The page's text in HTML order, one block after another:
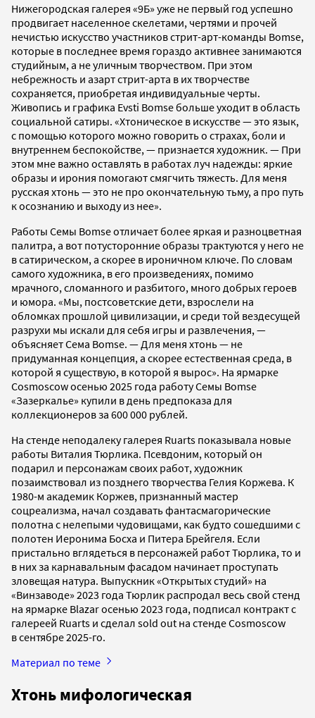
Нижегородская галерея «9Б» уже не первый год успешно
продвигает населенное скелетами, чертями и прочей
нечистью искусство участников стрит-арт-команды Bomse,
которые в последнее время гораздо активнее занимаются
студийным, а не уличным творчеством. При этом
небрежность и азарт стрит-арта в их творчестве
сохраняется, приобретая индивидуальные черты.
Живопись и графика Evsti Bomse больше уходит в область
социальной сатиры. «Хтоническое в искусстве — это язык,
с помощью которого можно говорить о страхах, боли и
внутреннем беспокойстве, — признается художник. — При
этом мне важно оставлять в работах луч надежды: яркие
образы и ирония помогают смягчить тяжесть. Для меня
русская хтонь — это не про окончательную тьму, а про путь
к осознанию и выходу из нее».
Работы Семы Bomse отличает более яркая и разноцветная
палитра, а вот потусторонние образы трактуются у него не
в сатирическом, а скорее в ироничном ключе. По словам
самого художника, в его произведениях, помимо
мрачного, сломанного и разбитого, много добрых героев
и юмора. «Мы, постсоветские дети, взрослели на
обломках прошлой цивилизации, и среди той вездесущей
разрухи мы искали для себя игры и развлечения, —
объясняет Сема Bomse. — Для меня хтонь — не
придуманная концепция, а скорее естественная среда, в
которой я существую, в которой я вырос». На ярмарке
Cosmoscow осенью 2025 года работу Семы Bomse
«Зазеркалье» купили в день предпоказа для
коллекционеров за 600 000 рублей.
На стенде неподалеку галерея Ruarts показывала новые
работы Виталия Тюрлика. Псевдоним, который он
подарил и персонажам своих работ, художник
позаимствовал из позднего творчества Гелия Коржева. К
1980-м академик Коржев, признанный мастер
соцреализма, начал создавать фантасмагорические
полотна с нелепыми чудовищами, как будто сошедшими с
полотен Иеронима Босха и Питера Брейгеля. Если
пристально вглядеться в персонажей работ Тюрлика, то и
в них за карнавальным фасадом начинает проступать
зловещая натура. Выпускник «Открытых студий» на
«Винзаводе» 2023 года Тюрлик распродал весь свой стенд
на ярмарке Blazar осенью 2023 года, подписал контракт с
галереей Ruarts и сделал sold out на стенде Cosmoscow
в сентябре 2025-го.
Материал по теме
Хтонь мифологическая